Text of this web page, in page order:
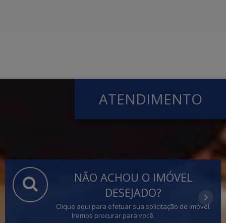
ATENDIMENTO
NÃO ACHOU O IMÓVEL
DESEJADO?
Clique aqui para efetuar sua solicitação de imóvel.
Iremos procurar para você.